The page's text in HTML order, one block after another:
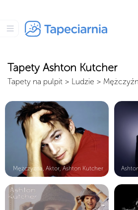
Tapety Ashton Kutcher
Tapety na pulpit > Ludzie >
Mężczyzna, Aktor, Ashton Kutcher